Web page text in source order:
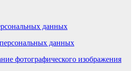
данных
данных
фотографического изображения